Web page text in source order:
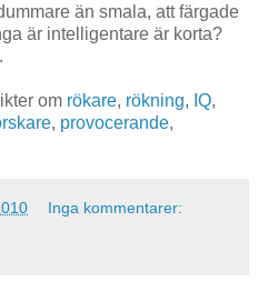
än smala, att färgade
är intelligentare är korta?
om rökare, rökning, IQ,
, provocerande,
Inga kommentarer: